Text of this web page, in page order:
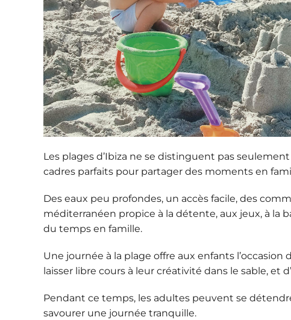
Les plages d’Ibiza ne se distinguent pas
cadres parfaits pour partager des moments en
Des eaux peu profondes, un accès facile, des
méditerranéen propice à la détente, aux jeux, à la
du temps en famille.
Une journée à la plage offre aux enfants l’occasion
laisser libre cours à leur créativité dans le sable,
Pendant ce temps, les adultes peuvent se
savourer une journée tranquille.